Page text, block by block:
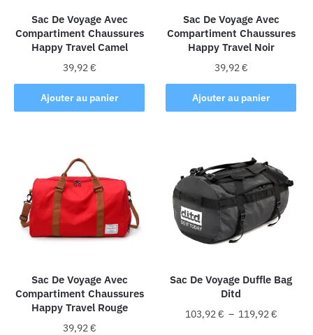
page
du
produit
Sac De Voyage Avec
Compartiment Chaussures
Happy Travel Camel
39,92€
Ajouter au panier
Sac De Voyage Avec
Compartiment Chaussures
Happy Travel Noir
39,92€
Ajouter au panier
Sac De Voyage Avec
Compartiment Chaussures
Happy Travel Rouge
39,92€
Sac De Voyage Duffle Bag
Ditd
103,92€ – 119,92€Plage